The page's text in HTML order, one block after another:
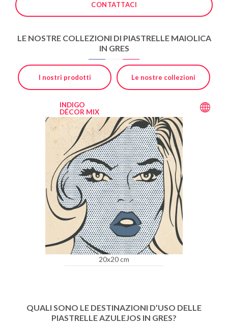
CONTATTACI
LE NOSTRE COLLEZIONI DI PIASTRELLE MAIOLICA
IN GRES
I nostri prodotti Le nostre collezioni
INDIGO
DÉCOR MIX
20x20 cm
QUALI SONO LE DESTINAZIONI D’USO DELLE
PIASTRELLE AZULEJOS IN GRES?